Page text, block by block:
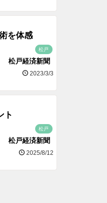
を体感
松戸
松戸経済新聞
2023/3/3
ト
松戸
松戸経済新聞
2025/8/12